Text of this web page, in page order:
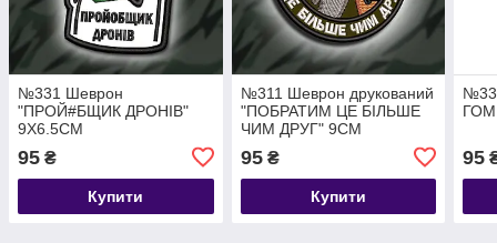
№331 Шеврон
"ПРОЙ#БЩИК ДРОНІВ"
9Х6.5СМ
95 ₴
Купити
№311 Шеврон друкований
"ПОБРАТИМ ЦЕ БІЛЬШЕ
ЧИМ ДРУГ" 9СМ
95₴
Купити
95